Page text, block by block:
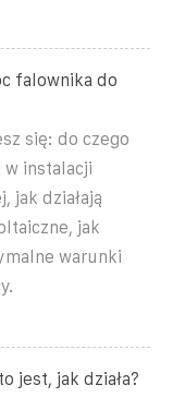
falownika do
się: do czego
w instalacji
jak działają
jak
warunki
jest, jak działa?